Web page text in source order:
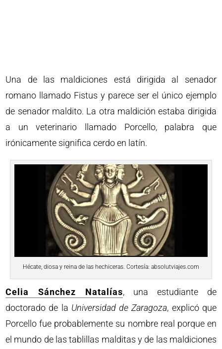
Una de las maldiciones está dirigida al senador
romano llamado Fistus y parece ser el único ejemplo
de senador maldito. La otra maldición estaba dirigida
a un veterinario llamado Porcello, palabra que
irónicamente significa cerdo en latín.
Hécate, diosa y reina de las hechiceras. Cortesía: absolutviajes.com
Celia Sánchez Natalías, una estudiante de
doctorado de la Universidad de Zaragoza, explicó que
Porcello fue probablemente su nombre real porque en
el mundo de las tablillas malditas y de las maldiciones